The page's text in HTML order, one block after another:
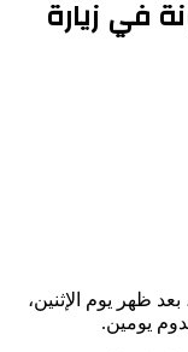
في زيارة
ظهر يوم الإثنين،
يومين.